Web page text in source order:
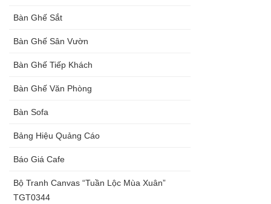
Bàn Ghế Sắt
Bàn Ghế Sân Vườn
Bàn Ghế Tiếp Khách
Bàn Ghế Văn Phòng
Bàn Sofa
Bảng Hiệu Quảng Cáo
Báo Giá Cafe
Bộ Tranh Canvas “Tuần Lộc Mùa Xuân”
TGT0344